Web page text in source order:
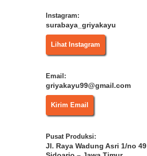
Instagram:
surabaya_griyakayu
Lihat Instagram
Email:
griyakayu99@gmail.com
Kirim Email
Pusat Produksi:
Jl. Raya Wadung Asri 1/no 49